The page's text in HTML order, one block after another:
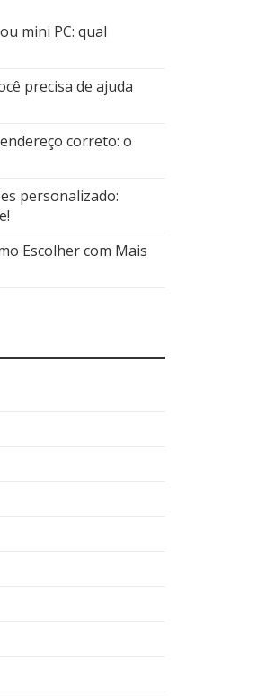
mini PC: qual
precisa de ajuda
correto: o
personalizado:
Escolher com Mais